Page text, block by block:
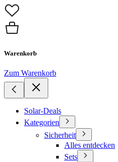
Warenkorb
Zum Warenkorb
Solar-Deals
Kategorien
Sicherheit
Alles entdecken
Sets